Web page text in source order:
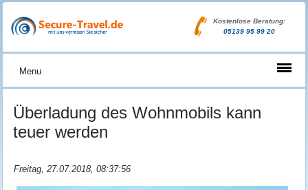
Kostenlose Beratung:
05139 95 99 20
Menu
Überladung des Wohnmobils kann
teuer werden
Freitag, 27.07.2018, 08:37:56